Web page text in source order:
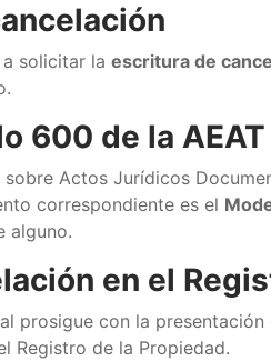
solicitar la escritura de
600 de la AEAT
Actos Jurídicos
correspondiente es el
alguno.
en el
prosigue con la
Registro de la Propiedad.